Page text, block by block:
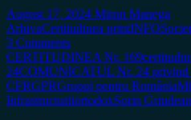
August 17, 2024 Miron Manega
ArhivaCertitudinea printINFO
3 Comments
CERTITUDINEA Nr. 169
24COMUNICATUL Nr. 24 privind
CFRGPRGrupul pentru România
InfrastructuriiortodoxSorin